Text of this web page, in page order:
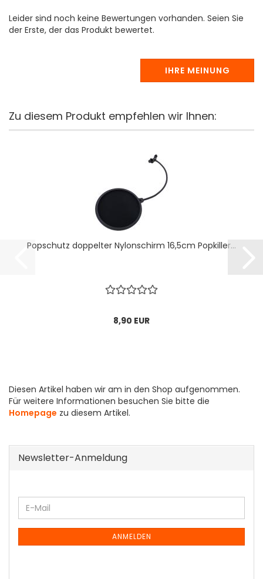
Leider sind noch keine Bewertungen vorhanden. Seien Sie
der Erste, der das Produkt bewertet.
IHRE MEINUNG
Zu diesem Produkt empfehlen wir Ihnen:
Popschutz doppelter Nylonschirm 16,5cm Popkiller...
8,90 EUR
Diesen Artikel haben wir am in den Shop aufgenommen.
Für weitere Informationen besuchen Sie bitte die
Homepage zu diesem Artikel.
Newsletter-Anmeldung
WEITER
ZUR
NEWSLETTER-
E-
Mail
ANMELDEN